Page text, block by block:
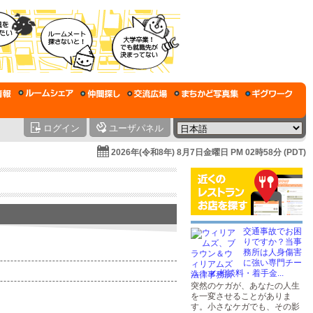
ログイン ユーザパネル
2026年(令和8年) 8月7日金曜日 PM 02時58分 (PDT)
交通事故でお困
りですか？当事
務所は人身傷害
に強い専門チー
ム！ ✔ 相談料・着手金...
突然のケガが、あなたの人生
を一変させることがありま
す。小さなケガでも、その影